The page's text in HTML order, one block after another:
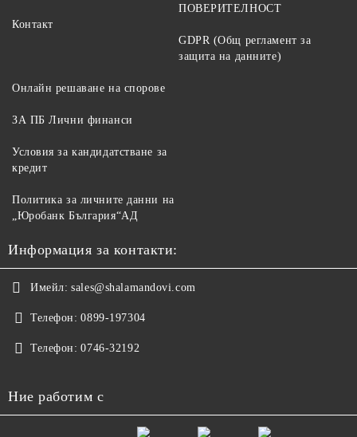
Контакт
ПОВЕРИТЕЛНОСТ
GDPR (Общ регламент за
защита на данните)
Онлайн решаване на спорове
ЗА ПБ Лични финанси
Условия за кандидатстване за
кредит
Политика за личните данни на
„Юробанк България“АД
Информация за контакти:
Имейл: sales@shalamandovi.com
Телефон: 0899-197304
Телефон: 0746-32192
Ние работим с